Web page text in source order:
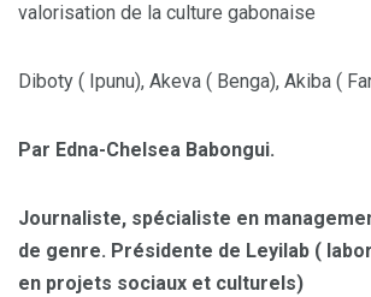
valorisation de la culture gabonaise
Diboty ( Ipunu), Akeva ( Benga), Akiba (
Par Edna-Chelsea Babongui.
Journaliste, spécialiste en
de genre. Présidente de Leyilab (
en projets sociaux et culturels)